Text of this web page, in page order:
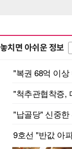
놓치면 아쉬운 정보